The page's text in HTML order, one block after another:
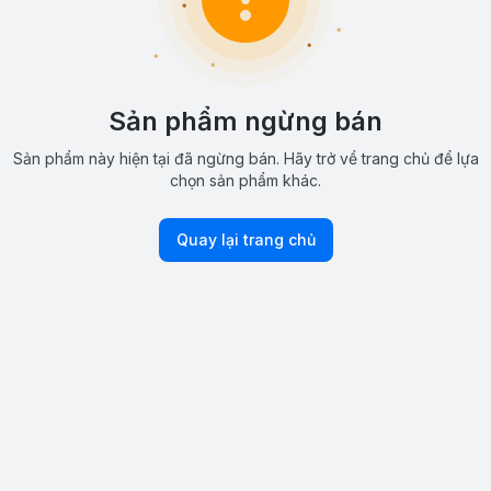
Sản phẩm ngừng bán
Sản phẩm này hiện tại đã ngừng bán. Hãy trở về trang chủ để lựa
chọn sản phẩm khác.
Quay lại trang chủ